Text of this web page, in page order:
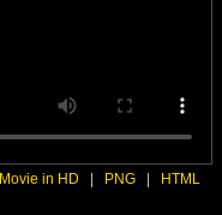
Movie in HD PNG HTML